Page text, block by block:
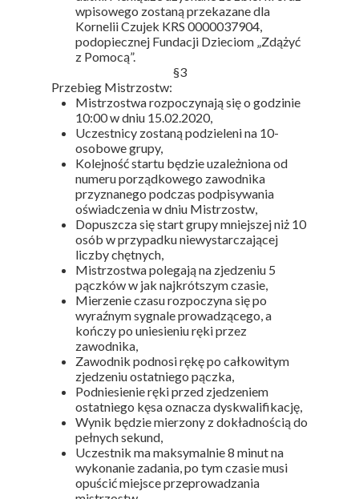
wpisowego zostaną przekazane dla
Kornelii Czujek KRS 0000037904,
podopiecznej Fundacji Dzieciom „Zdążyć
z Pomocą”.
§3
Przebieg Mistrzostw:
Mistrzostwa rozpoczynają się o godzinie
10:00 w dniu 15.02.2020,
Uczestnicy zostaną podzieleni na 10-
osobowe grupy,
Kolejność startu będzie uzależniona od
numeru porządkowego zawodnika
przyznanego podczas podpisywania
oświadczenia w dniu Mistrzostw,
Dopuszcza się start grupy mniejszej niż 10
osób w przypadku niewystarczającej
liczby chętnych,
Mistrzostwa polegają na zjedzeniu 5
pączków w jak najkrótszym czasie,
Mierzenie czasu rozpoczyna się po
wyraźnym sygnale prowadzącego, a
kończy po uniesieniu ręki przez
zawodnika,
Zawodnik podnosi rękę po całkowitym
zjedzeniu ostatniego pączka,
Podniesienie ręki przed zjedzeniem
ostatniego kęsa oznacza dyskwalifikację,
Wynik będzie mierzony z dokładnością do
pełnych sekund,
Uczestnik ma maksymalnie 8 minut na
wykonanie zadania, po tym czasie musi
opuścić miejsce przeprowadzania